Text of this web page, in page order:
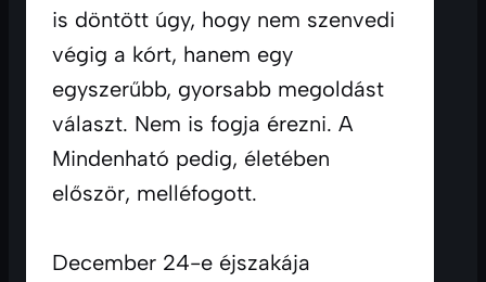
is döntött úgy, hogy nem szenvedi
végig a kórt, hanem egy
egyszerűbb, gyorsabb megoldást
választ. Nem is fogja érezni. A
Mindenható pedig, életében
először, melléfogott.
December 24-e éjszakája